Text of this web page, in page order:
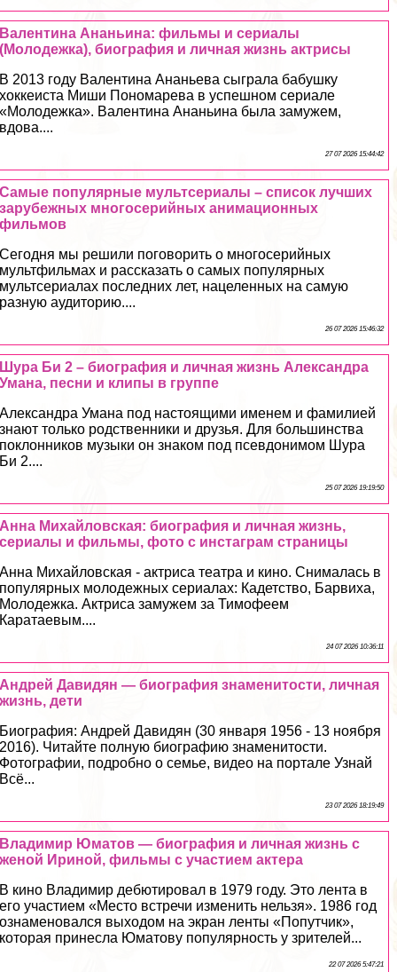
Валентина Ананьина: фильмы и сериалы
(Молодежка), биография и личная жизнь актрисы
В 2013 году Валентина Ананьева сыграла бабушку
хоккеиста Миши Пономарева в успешном сериале
«Молодежка». Валентина Ананьина была замужем,
вдова....
27 07 2026 15:44:42
Самые популярные мультсериалы – список лучших
зарубежных многосерийных анимационных
фильмов
Сегодня мы решили поговорить о многосерийных
мультфильмах и рассказать о самых популярных
мультсериалах последних лет, нацеленных на самую
разную аудиторию....
26 07 2026 15:46:32
Шура Би 2 – биография и личная жизнь Александра
Умана, песни и клипы в группе
Александра Умана под настоящими именем и фамилией
знают только родственники и друзья. Для большинства
поклонников музыки он знаком под псевдонимом Шура
Би 2....
25 07 2026 19:19:50
Анна Михайловская: биография и личная жизнь,
сериалы и фильмы, фото с инстаграм страницы
Анна Михайловская - актриса театра и кино. Снималась в
популярных молодежных сериалах: Кадетство, Барвиха,
Молодежка. Актриса замужем за Тимофеем
Каратаевым....
24 07 2026 10:36:11
Андрей Давидян — биография знаменитости, личная
жизнь, дети
Биография: Андрей Давидян (30 января 1956 - 13 ноября
2016). Читайте полную биографию знаменитости.
Фотографии, подробно о семье, видео на портале Узнай
Всё...
23 07 2026 18:19:49
Владимир Юматов — биография и личная жизнь с
женой Ириной, фильмы с участием актера
В кино Владимир дебютировал в 1979 году. Это лента в
его участием «Место встречи изменить нельзя». 1986 год
ознаменовался выходом на экран ленты «Попутчик»,
которая принесла Юматову популярность у зрителей...
22 07 2026 5:47:21